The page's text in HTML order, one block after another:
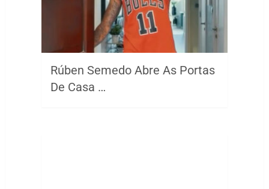
Rúben Semedo Abre As Portas
De Casa …